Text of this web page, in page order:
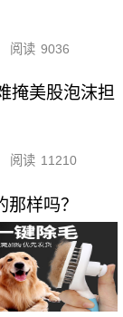
阅读 9036
掩美股泡沫担
阅读 11210
样吗？